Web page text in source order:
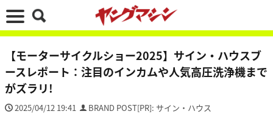
【モーターサイクルショー2025】サイン・ハウスブ
ースレポート：注目のインカムや人気高圧洗浄機まで
がズラリ!
2025/04/12 19:41 BRAND POST[PR]: サイン・ハウス